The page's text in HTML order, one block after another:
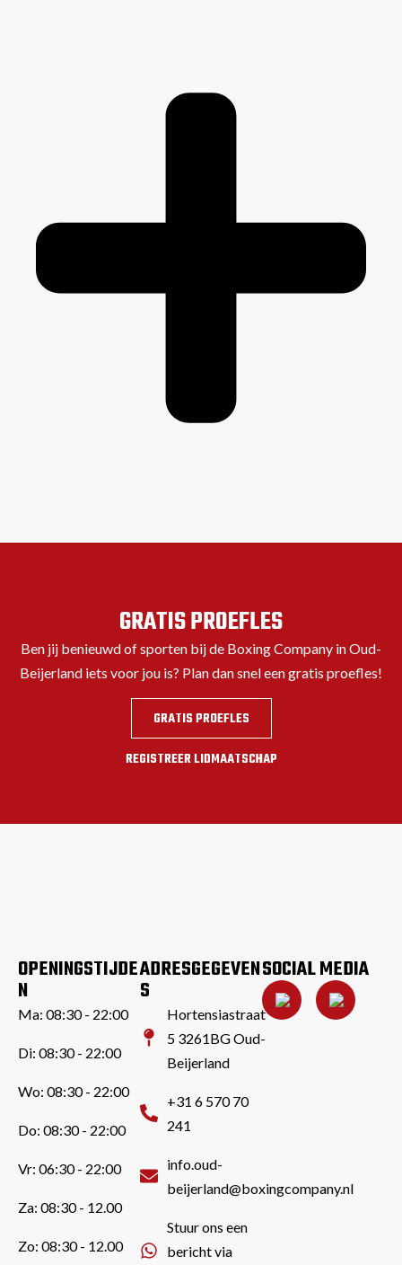
GRATIS PROEFLES
Ben jij benieuwd of sporten bij de Boxing Company in Oud-
Beijerland iets voor jou is? Plan dan snel een gratis proefles!
GRATIS PROEFLES
REGISTREER LIDMAATSCHAP
OPENINGSTIJDE
N
Ma: 08:30 - 22:00
Di: 08:30 - 22:00
Wo: 08:30 - 22:00
Do: 08:30 - 22:00
Vr: 06:30 - 22:00
Za: 08:30 - 12.00
Zo: 08:30 - 12.00
ADRESGEGEVEN
S
Hortensiastraat
5 3261BG Oud-
Beijerland
+31 6 570 70
241
info.oud-
beijerland@boxingcompany.nl
Stuur ons een
bericht via
SOCIAL MEDIA